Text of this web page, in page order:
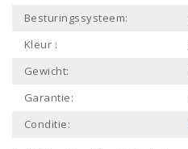
Besturingssysteem:
Kleur :
Gewicht:
Garantie:
Conditie: